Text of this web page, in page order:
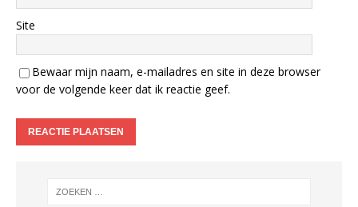
Site
Bewaar mijn naam, e-mailadres en site in deze browser
voor de volgende keer dat ik reactie geef.